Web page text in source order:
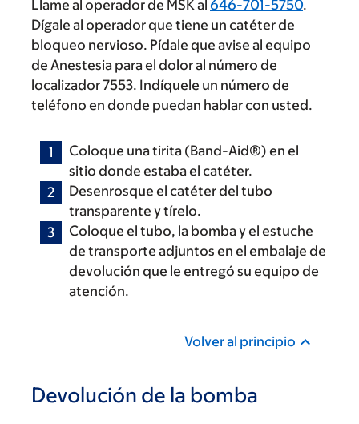
Llame al operador de MSK al 646-701-5750.
Dígale al operador que tiene un catéter de
bloqueo nervioso. Pídale que avise al equipo
de Anestesia para el dolor al número de
localizador 7553. Indíquele un número de
teléfono en donde puedan hablar con usted.
Coloque una tirita (Band-Aid®) en el
sitio donde estaba el catéter.
Desenrosque el catéter del tubo
transparente y tírelo.
Coloque el tubo, la bomba y el estuche
de transporte adjuntos en el embalaje de
devolución que le entregó su equipo de
atención.
Volver al principio
Devolución de la bomba